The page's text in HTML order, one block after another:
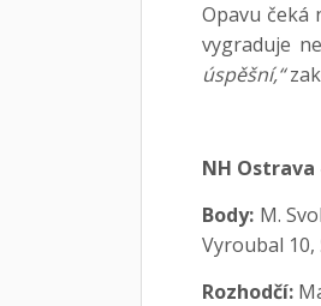
Opavu čeká
vygraduje
úspěšní,“
NH Ostrava
Body: M.
Vyroubal 10,
Rozhodčí: